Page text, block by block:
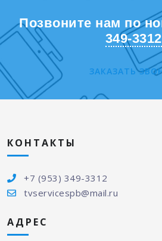
Позвоните нам по
349-3312
ЗАКАЗАТЬ
КОНТАКТЫ
+7 (953) 349-3312
tvservicespb@mail.ru
АДРЕС